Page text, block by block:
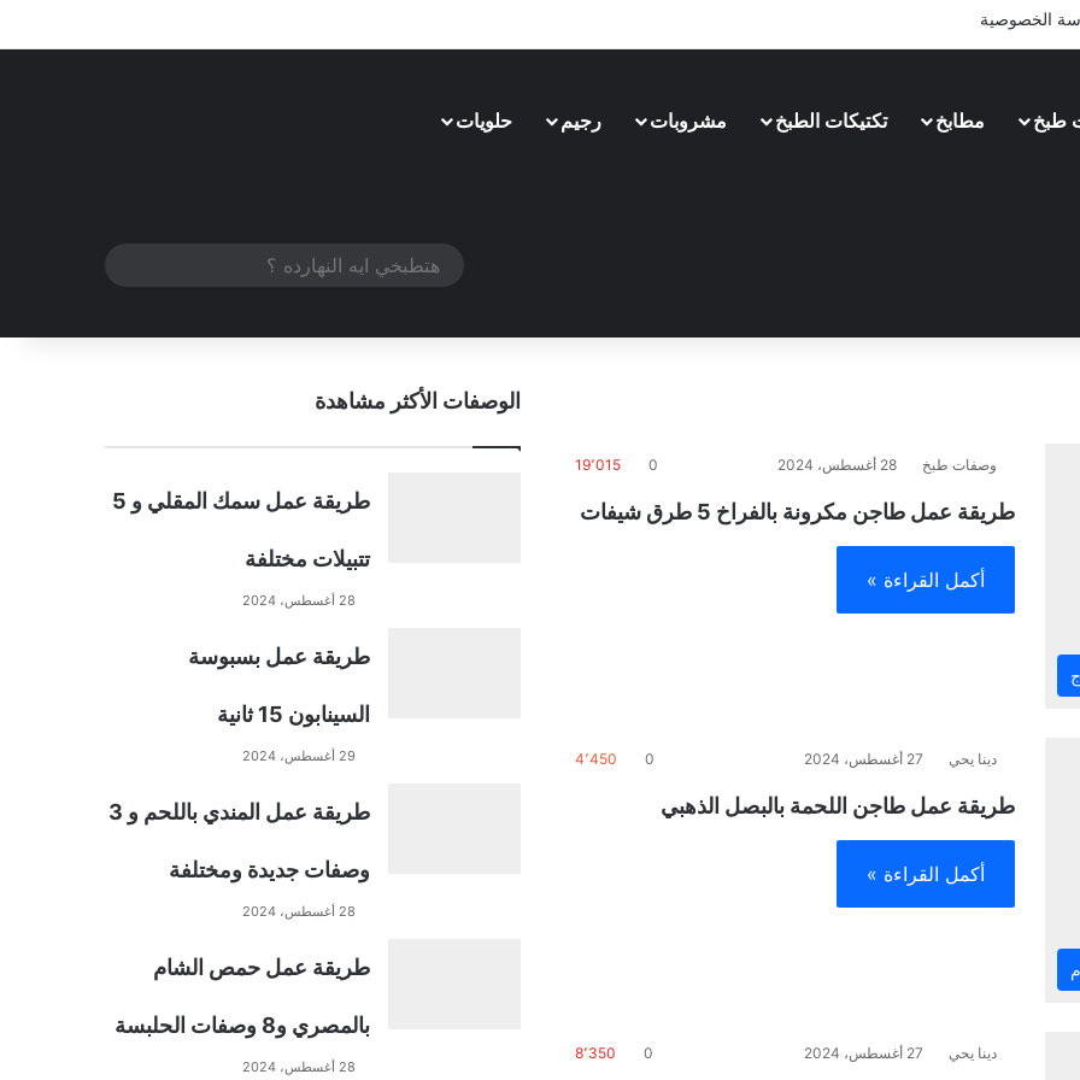
الخصوصية
طبخ مطابخ تكتيكات الطبخ مشروبات رجيم حلويات
الوضع المظلم
وصفات طبخ 28 أغسطس، 2024 0 19٬015
طريقة عمل طاجن مكرونة بالفراخ 5 طرق شيفات
أكمل القراءة »
دينا يحي 27 أغسطس، 2024 0 4٬450
طريقة عمل طاجن اللحمة بالبصل الذهبي
أكمل القراءة »
دينا يحي 27 أغسطس، 2024 0 8٬350
الوصفات الأكثر مشاهدة
طريقة عمل سمك المقلي و 5
تتبيلات مختلفة
28 أغسطس، 2024
طريقة عمل بسبوسة
السينابون 15 ثانية
29 أغسطس، 2024
طريقة عمل المندي باللحم و 3
وصفات جديدة ومختلفة
28 أغسطس، 2024
طريقة عمل حمص الشام
بالمصري و8 وصفات الحلبسة
28 أغسطس، 2024